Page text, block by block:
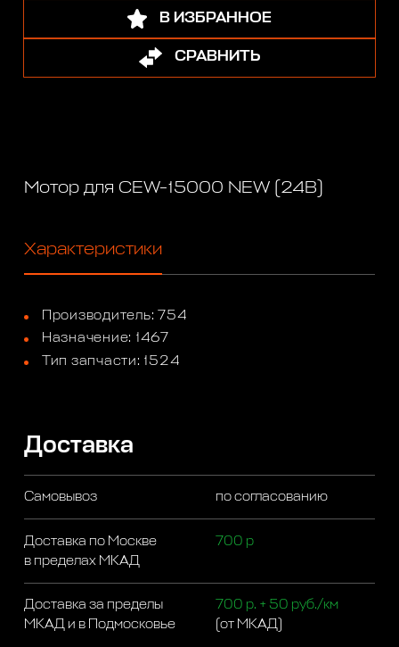
В ИЗБРАННОЕ
СРАВНИТЬ
Мотор для CEW-15000 NEW (24В)
Характеристики
Производитель: 754
Назначение: 1467
Тип запчасти: 1524
Доставка
Самовывоз по согласованию
Доставка по Москве
в пределах МКАД
700 р
Доставка за пределы
МКАД и в Подмосковье
700 р. + 50 руб./км
(от МКАД)